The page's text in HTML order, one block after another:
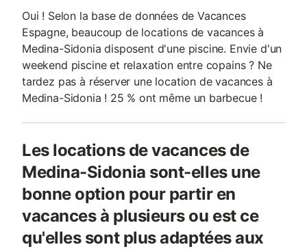
Oui ! Selon la base de données de Vacances
Espagne, beaucoup de locations de vacances à
Medina-Sidonia disposent d'une piscine. Envie d'un
weekend piscine et relaxation entre copains ? Ne
tardez pas à réserver une location de vacances à
Medina-Sidonia ! 25 % ont même un barbecue !
Les locations de vacances de
Medina-Sidonia sont-elles une
bonne option pour partir en
vacances à plusieurs ou est ce
qu'elles sont plus adaptées aux